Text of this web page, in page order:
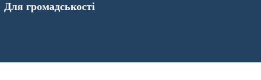
Для громадськості